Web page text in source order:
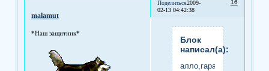
Поделиться 16
2009-
02-13 04:42:38
malamut
*Наш защитник*
Блок
написал(а):
алло,гараж.ты